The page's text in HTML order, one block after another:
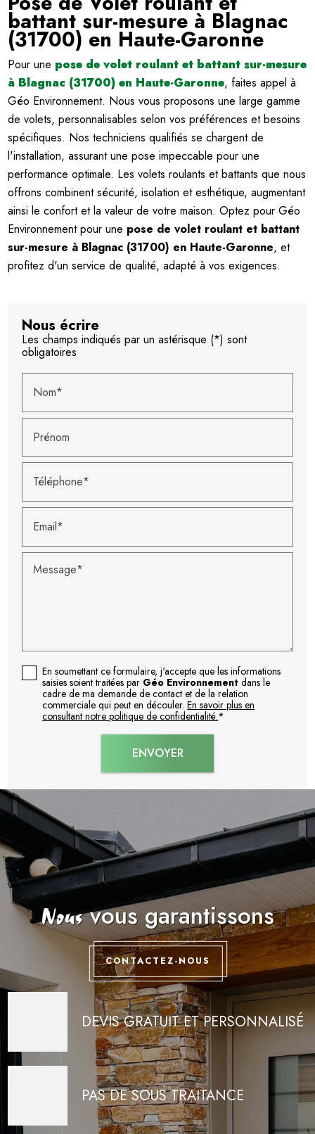
battant sur-mesure à Blagnac
(31700) en Haute-Garonne
Pour une pose de volet roulant et battant sur-mesure
à Blagnac (31700) en Haute-Garonne, faites appel à
Géo Environnement. Nous vous proposons une large gamme
de volets, personnalisables selon vos préférences et besoins
spécifiques. Nos techniciens qualifiés se chargent de
l'installation, assurant une pose impeccable pour une
performance optimale. Les volets roulants et battants que nous
offrons combinent sécurité, isolation et esthétique, augmentant
ainsi le confort et la valeur de votre maison. Optez pour Géo
Environnement pour une pose de volet roulant et battant
sur-mesure à Blagnac (31700) en Haute-Garonne, et
profitez d'un service de qualité, adapté à vos exigences.
Nous écrire
Les champs indiqués par un astérisque (*) sont
obligatoires
Nom*
Prénom
Téléphone*
Email*
Message*
En soumettant ce formulaire, j'accepte que les informations
saisies soient traitées par Géo Environnement dans le
cadre de ma demande de contact et de la relation
commerciale qui peut en découler.En savoir plus en
consultant notre politique de confidentialité.*
Nousvous garantissons
CONTACTEZ-NOUS
DEVIS GRATUIT ET PERSONNALISÉ
PAS DE SOUS TRAITANCE